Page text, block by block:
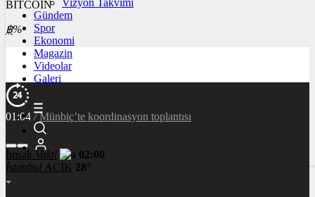
00:00 00:00
BİTCOİN
฿%
Vizyon Takvimi
Gündem
Spor
Ekonomi
Magazin
Videolar
Galeri
01:04 / Münbiç’te koordinasyon toplantısı
İmsak Vakti
02:00
İstanbul AÇIK 28°